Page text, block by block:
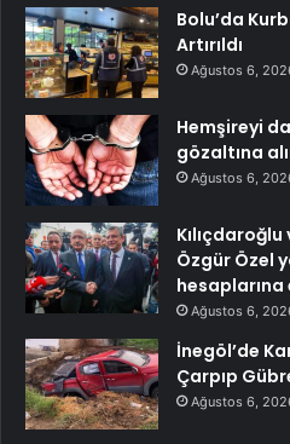
Bolu’da
Artırıldı
Ağustos 6,
Hemşireyi
gözaltına
Ağustos 6,
Özgür Özel
hesaplarına
Ağustos 6,
İnegöl’de
Çarpıp
Ağustos 6,